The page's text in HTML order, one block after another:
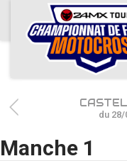
ACCUEIL
ACTUS
CALENDRIER
RÉSULTATS
PHOTOS / WEB
du 28/
Manche 1